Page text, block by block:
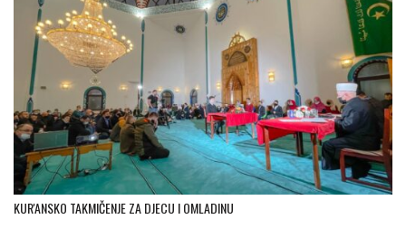
KUR'ANSKO TAKMIČENJE ZA DJECU I OMLADINU